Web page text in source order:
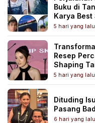
Buku di
Karya Best
5 hari yang lalu
Resep
Shaping
5 hari yang lalu
Dituding
Pasang
6 hari yang lalu